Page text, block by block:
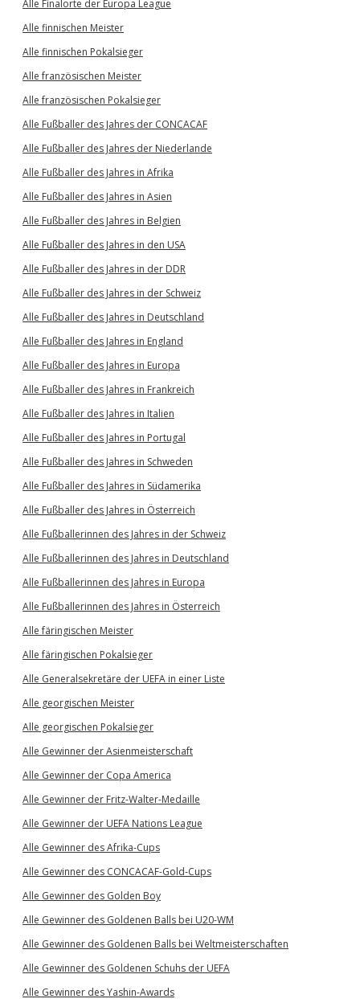
Alle Finalorte der Europa League
Alle finnischen Meister
Alle finnischen Pokalsieger
Alle französischen Meister
Alle französischen Pokalsieger
Alle Fußballer des Jahres der CONCACAF
Alle Fußballer des Jahres der Niederlande
Alle Fußballer des Jahres in Afrika
Alle Fußballer des Jahres in Asien
Alle Fußballer des Jahres in Belgien
Alle Fußballer des Jahres in den USA
Alle Fußballer des Jahres in der DDR
Alle Fußballer des Jahres in der Schweiz
Alle Fußballer des Jahres in Deutschland
Alle Fußballer des Jahres in England
Alle Fußballer des Jahres in Europa
Alle Fußballer des Jahres in Frankreich
Alle Fußballer des Jahres in Italien
Alle Fußballer des Jahres in Portugal
Alle Fußballer des Jahres in Schweden
Alle Fußballer des Jahres in Südamerika
Alle Fußballer des Jahres in Österreich
Alle Fußballerinnen des Jahres in der Schweiz
Alle Fußballerinnen des Jahres in Deutschland
Alle Fußballerinnen des Jahres in Europa
Alle Fußballerinnen des Jahres in Österreich
Alle färingischen Meister
Alle färingischen Pokalsieger
Alle Generalsekretäre der UEFA in einer Liste
Alle georgischen Meister
Alle georgischen Pokalsieger
Alle Gewinner der Asienmeisterschaft
Alle Gewinner der Copa America
Alle Gewinner der Fritz-Walter-Medaille
Alle Gewinner der UEFA Nations League
Alle Gewinner des Afrika-Cups
Alle Gewinner des CONCACAF-Gold-Cups
Alle Gewinner des Golden Boy
Alle Gewinner des Goldenen Balls bei U20-WM
Alle Gewinner des Goldenen Balls bei Weltmeisterschaften
Alle Gewinner des Goldenen Schuhs der UEFA
Alle Gewinner des Yashin-Awards